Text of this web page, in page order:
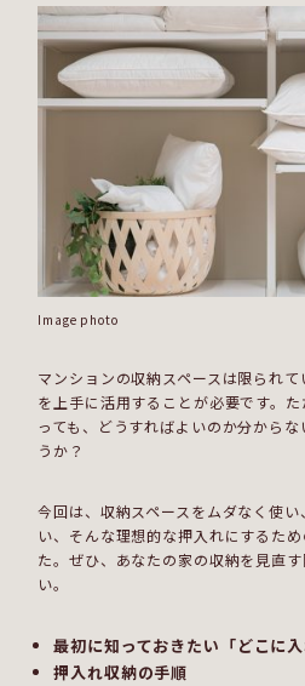
Image photo
マンションの収納スペースは限られ
を上手に活用することが必要です。
っても、どうすればよいのか分から
うか？
今回は、収納スペースをムダなく使
い、そんな理想的な押入れにするた
た。ぜひ、あなたの家の収納を見直
い。
最初に知っておきたい「どこに
押入れ収納の手順